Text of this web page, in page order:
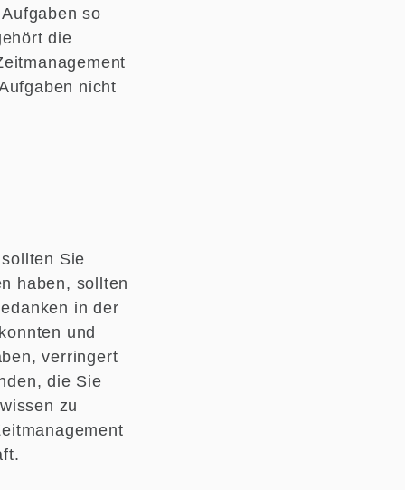
so
die
nicht
Sie
haben, sollten
in der
und
verringert
die Sie
zu